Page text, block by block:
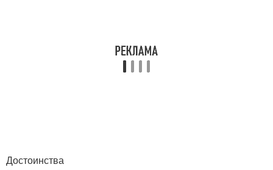
Достоинства